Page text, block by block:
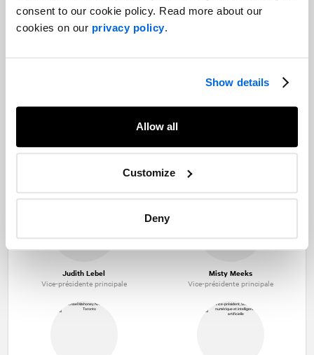
consent to our cookie policy. Read more about our
cookies on our privacy policy.
Show details
Allow all
Customize
Deny
En savoir plus
Vous voulez en apprendre davantage sur ce champ
Contactez nos experts
Judith Lebel
Vice-présidente principale
Misty Meeks
Vice-présidente principale